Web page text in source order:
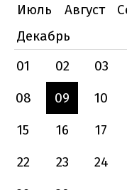
Июль
Август
Декабрь
01
02 03
08
09 10
15
16 17
22
23 24